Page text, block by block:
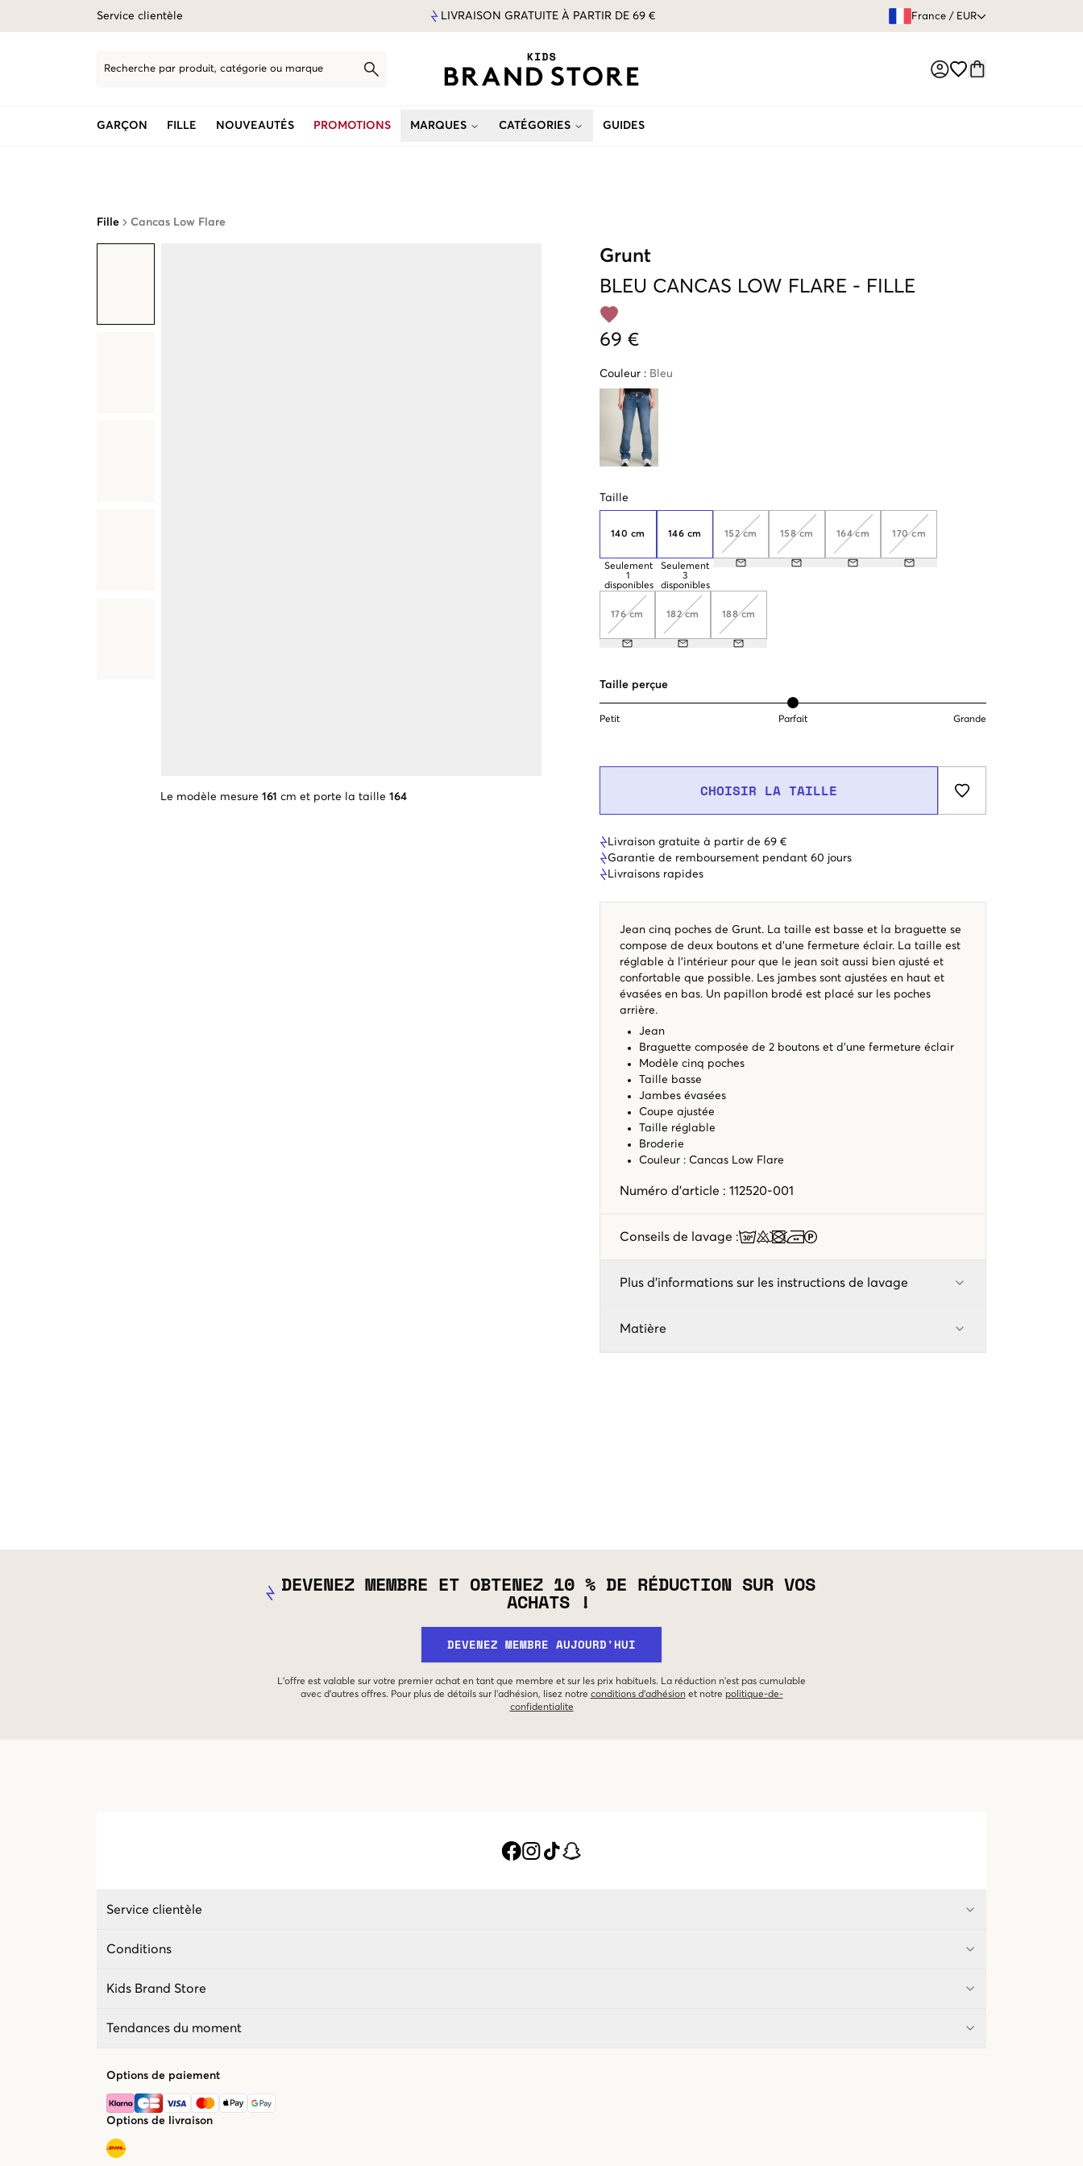
Service clientèle LIVRAISON GRATUITE À PARTIR DE 69 € GARANTIE DE
France / EUR
Recherche par produit, catégorie ou marque
GARÇON FILLE NOUVEAUTÉS PROMOTIONS MARQUES CATÉGORIES GUIDES
Fille Cancas Low Flare
Le modèle mesure 161 cm et porte la taille 164
Grunt
BLEU CANCAS LOW FLARE - FILLE
69 €
Couleur : Bleu
Taille
140 cm
Seulement
1
disponibles
146 cm
Seulement
3
disponibles
152 cm 158 cm 164 cm 170 cm
176 cm 182 cm 188 cm
Taille perçue
Petit Parfait Grande
CHOISIR LA TAILLE
Livraison gratuite à partir de 69 €
Garantie de remboursement pendant 60 jours
Livraisons rapides
Jean cinq poches de Grunt. La taille est basse et la braguette se
compose de deux boutons et d'une fermeture éclair. La taille est
réglable à l'intérieur pour que le jean soit aussi bien ajusté et
confortable que possible. Les jambes sont ajustées en haut et
évasées en bas. Un papillon brodé est placé sur les poches
arrière.
Jean
Braguette composée de 2 boutons et d'une fermeture éclair
Modèle cinq poches
Taille basse
Jambes évasées
Coupe ajustée
Taille réglable
Broderie
Couleur : Cancas Low Flare
Numéro d'article : 112520-001
Conseils de lavage :
Plus d'informations sur les instructions de lavage
Matière
DEVENEZ MEMBRE ET OBTENEZ 10 % DE RÉDUCTION SUR VOS
ACHATS !
DEVENEZ MEMBRE AUJOURD'HUI
L'offre est valable sur votre premier achat en tant que membre et sur les prix habituels. La réduction n'est pas cumulable
avec d'autres offres. Pour plus de détails sur l'adhésion, lisez notre conditions d'adhésion et notre politique-de-
confidentialite
Service clientèle
Conditions
Kids Brand Store
Tendances du moment
Options de paiement
Options de livraison